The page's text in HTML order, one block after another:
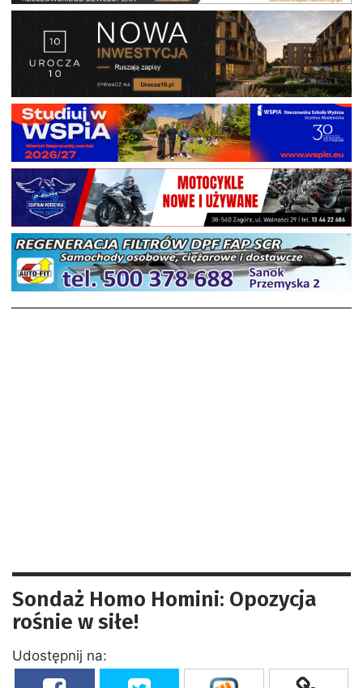
Sondaż Homo Homini: Opozycja
rośnie w siłe!
Udostępnij na: